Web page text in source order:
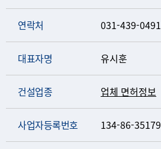
연락처 031-439-0491
대표자명 유시훈
건설업종 업체 면허정보
사업자등록번호 134-86-35179